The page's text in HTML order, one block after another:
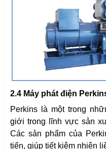
2.4 Máy phát điện
Perkins là một trong
giới trong lĩnh vực sản
Các sản phẩm của
tiến, giúp tiết kiệm nhiên